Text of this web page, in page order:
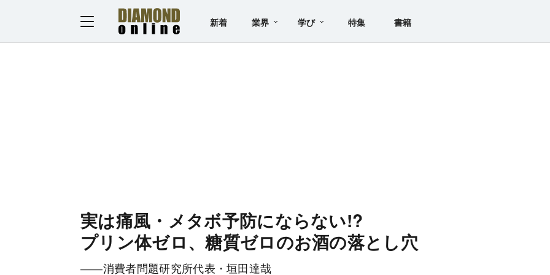
新着 業界 学び 特集 書籍
実は痛風・メタボ予防にならない!?
プリン体ゼロ、糖質ゼロのお酒の落とし穴
――消費者問題研究所代表・垣田達哉